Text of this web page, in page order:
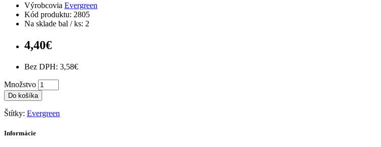
Výrobcovia Evergreen
Kód produktu: 2805
Na sklade bal / ks: 2
4,40€
Bez DPH: 3,58€
Množstvo
Do košíka
Štítky: Evergreen
Informácie